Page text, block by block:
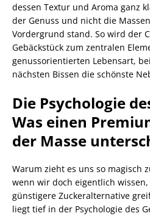
dessen Textur und Aroma ganz
der Genuss und nicht die
Vordergrund stand. So wird der
Gebäckstück zum zentralen
genussorientierten Lebensart,
nächsten Bissen die schönste
Die Psychologie
Was einen
der Masse
Warum zieht es uns so magisch
wenn wir doch eigentlich
günstigere Zuckeralternative
liegt tief in der Psychologie des